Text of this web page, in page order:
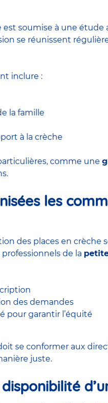
soumise à une étude
se réunissent
inclure :
la famille
à la crèche
comme une
les
des places en
de la
des demandes
pour garantir l’équité
se conformer aux
juste.